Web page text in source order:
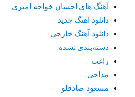
آهنگ های احسان خواجه امیری
دانلود آهنگ جدید
دانلود آهنگ خارجی
دسته‌بندی نشده
راغب
مداحی
مسعود صادقلو